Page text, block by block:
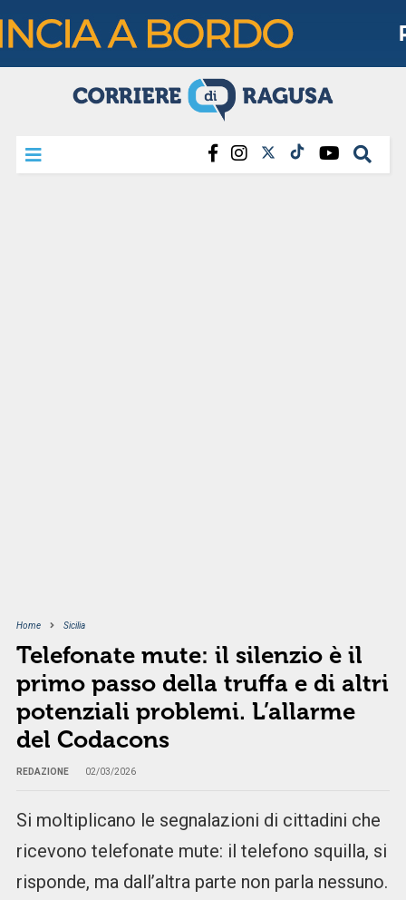
Home Sicilia
Telefonate mute: il silenzio è il
primo passo della truffa e di altri
potenziali problemi. L’allarme
del Codacons
REDAZIONE 02/03/2026
Si moltiplicano le segnalazioni di cittadini che
ricevono telefonate mute: il telefono squilla, si
risponde, ma dall’altra parte non parla nessuno.